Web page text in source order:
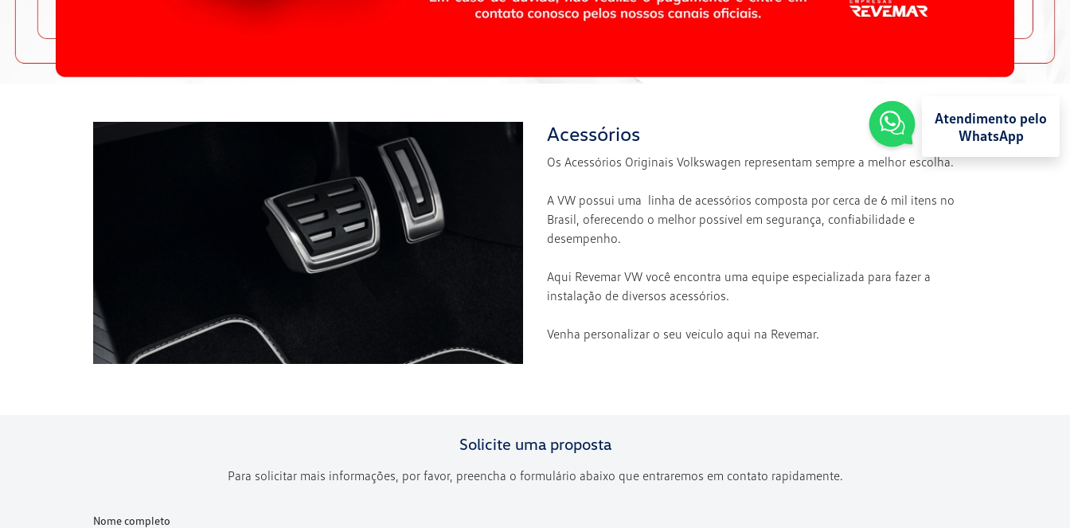
Acessórios
Os Acessórios Originais Volkswagen representam sempre a melhor escolha.
A VW possui uma linha de acessórios composta por cerca de 6 mil itens no
Brasil, oferecendo o melhor possível em segurança, confiabilidade e
desempenho.
Aqui Revemar VW você encontra uma equipe especializada para fazer a
instalação de diversos acessórios.
Venha personalizar o seu veículo aqui na Revemar.
Solicite uma proposta
Para solicitar mais informações, por favor, preencha o formulário abaixo que entraremos em contato rapidamente.
Nome completo
Atendimento pelo
WhatsApp